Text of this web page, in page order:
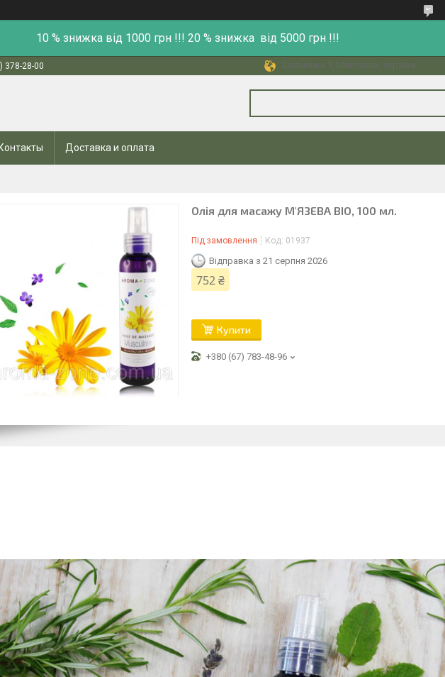
10 % знижка від 1000 грн !!! 20 % знижка від 5000 грн !!!
378-28-00 Шевченка 1, Миколаїв, Україна
Контакты Доставка и оплата
Олія для масажу М'ЯЗЕВА BIO, 100 мл.
Під замовлення Код: 01937
Відправка з 21 серпня 2026
752 ₴
Купити
+380 (67) 783-48-96